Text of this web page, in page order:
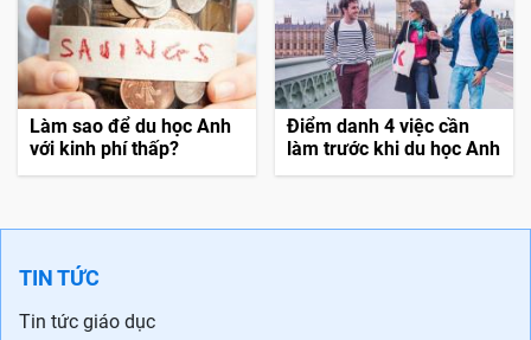
Làm sao để du học Anh
với kinh phí thấp?
Điểm danh 4 việc cần
làm trước khi du học Anh
TIN TỨC
Tin tức giáo dục